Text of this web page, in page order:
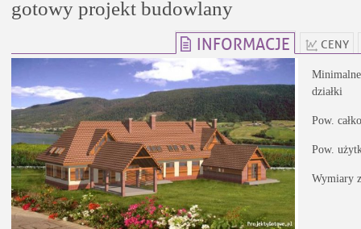
gotowy projekt budowlany
INFORMACJE CENY
działki
Pow.
Pow.
Wymiary